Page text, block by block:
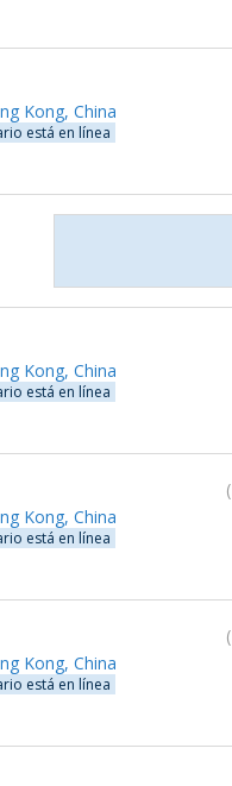
Kong, China
está en línea
Kong, China
está en línea
Kong, China
está en línea
Kong, China
está en línea